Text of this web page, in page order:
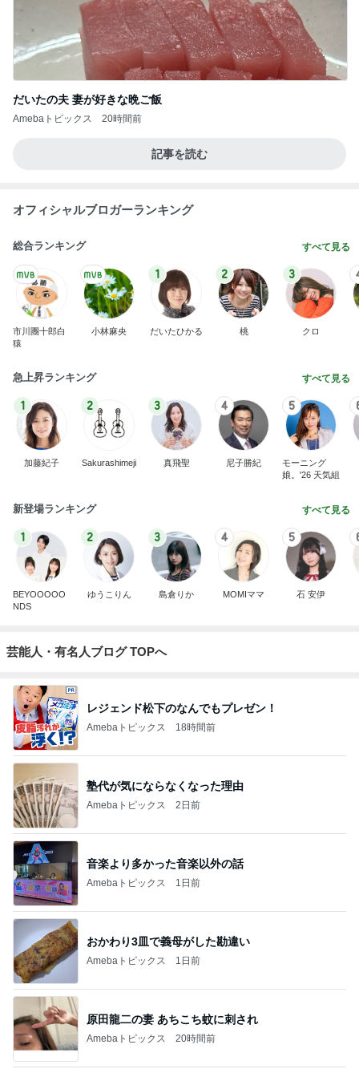
だいたの夫 妻が好きな晩ご飯
Amebaトピックス 20時間前
記事を読む
オフィシャルブロガーランキング
総合ランキング すべて見る
市川團十郎白
猿
小林麻央
1
だいたひかる
2
桃
3
クロ
急上昇ランキング すべて見る
1
加藤紀子
2
Sakurashimeji
3
真飛聖
4
尼子勝紀
5
モーニング
娘。'26 天気組
新登場ランキング すべて見る
1
BEYOOOOO
NDS
2
ゆうこりん
3
島倉りか
4
MOMIママ
5
石 安伊
芸能人・有名人ブログ TOPへ
レジェンド松下のなんでもプレゼン！
Amebaトピックス 18時間前
塾代が気にならなくなった理由
Amebaトピックス 2日前
音楽より多かった音楽以外の話
Amebaトピックス 1日前
おかわり3皿で義母がした勘違い
Amebaトピックス 1日前
原田龍二の妻 あちこち蚊に刺され
Amebaトピックス 20時間前